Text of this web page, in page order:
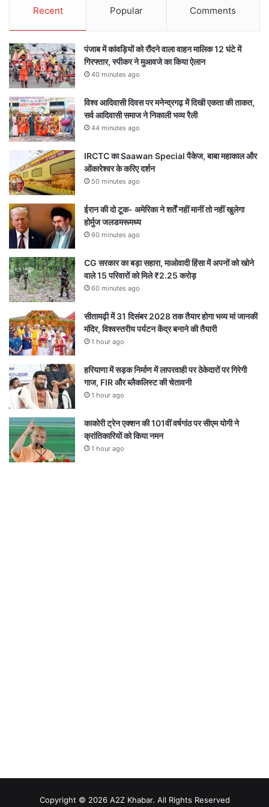
Recent Popular Comments
पंजाब में कांवड़ियों को रौंदने वाला वाहन मालिक 12 घंटे में
गिरफ्तार, स्पीकर ने मुआवजे का किया ऐलान
40 minutes ago
विश्व आदिवासी दिवस पर मनेन्द्रगढ़ में दिखी एकता की ताकत,
सर्व आदिवासी समाज ने निकाली भव्य रैली
44 minutes ago
IRCTC का Saawan Special पैकेज, बाबा महाकाल और
ओंकारेश्वर के करिए दर्शन
50 minutes ago
ईरान की दो टूक- अमेरिका ने शर्तें नहीं मानीं तो नहीं खुलेगा
होर्मुज जलडमरूमध्य
60 minutes ago
CG सरकार का बड़ा सहारा, माओवादी हिंसा में अपनों को खोने
वाले 15 परिवारों को मिले ₹2.25 करोड़
60 minutes ago
सीतामढ़ी में 31 दिसंबर 2028 तक तैयार होगा भव्य मां जानकी
मंदिर, विश्वस्तरीय पर्यटन केंद्र बनाने की तैयारी
1 hour ago
हरियाणा में सड़क निर्माण में लापरवाही पर ठेकेदारों पर गिरेगी
गाज, FIR और ब्लैकलिस्ट की चेतावनी
1 hour ago
काकोरी ट्रेन एक्शन की 101वीं वर्षगांठ पर सीएम योगी ने
क्रांतिकारियों को किया नमन
1 hour ago
Copyright © 2026 A2Z Khabar. All Rights Reserved